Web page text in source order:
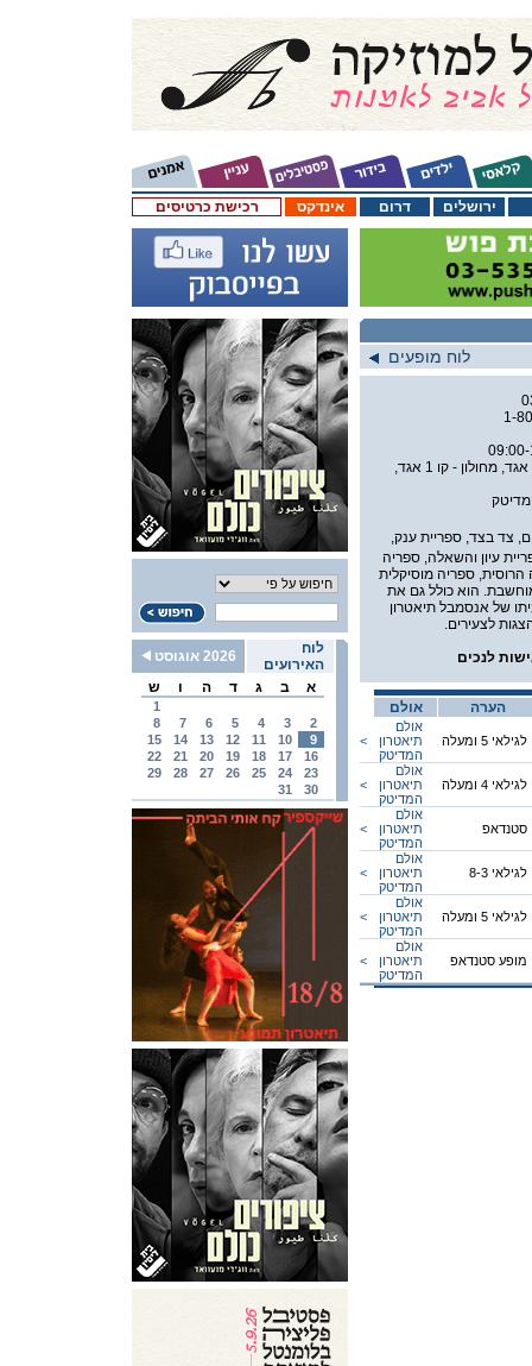
רכישת כרטיסים אינדקס דרום ירושלים
לוח
האירועים
2026 אוגוסט
א
ב ג ד ה ו ש
1
2
3
4
5
6
7
8
9
10
11
12
13
14
15
16
17
18
19
20
21
22
23
24
25
26
27
28
29
30
31
לוח מופעים
1-
מתל אביב - קו 90 אגד, מחולון - קו 1 אגד,
צד בצד, ספריית ענק,
עיון והשאלה, ספריה
ספריה מוסיקלית
הוא כולל גם את
של אנסמבל תיאטרון
לצעירים.
לנכים
אולם הערה
<
אולם
תיאטרון
המדיטק
לגילאי 5 ומעלה
<
אולם
תיאטרון
המדיטק
לגילאי 4 ומעלה
<
אולם
תיאטרון
המדיטק
סטנדאפ
<
אולם
תיאטרון
המדיטק
לגילאי 8-3
<
אולם
תיאטרון
המדיטק
לגילאי 5 ומעלה
<
אולם
תיאטרון
המדיטק
מופע סטנדאפ